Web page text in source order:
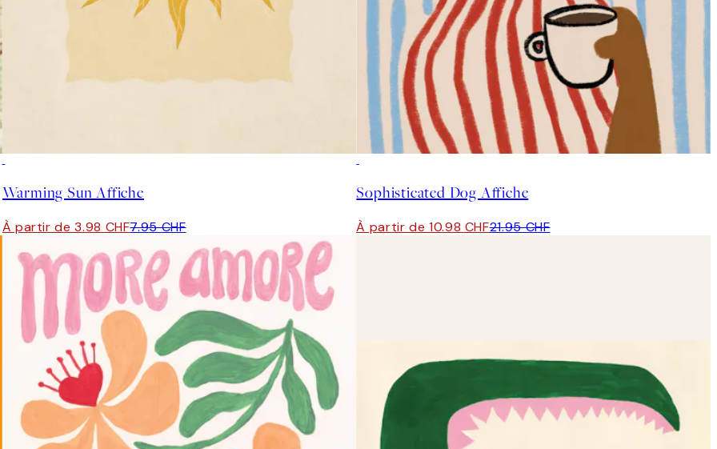
Warming Sun Affiche
À partir de 3.98 CHF7.95 CHF
Sophisticated Dog Affiche
À partir de 10.98 CHF21.95 CHF